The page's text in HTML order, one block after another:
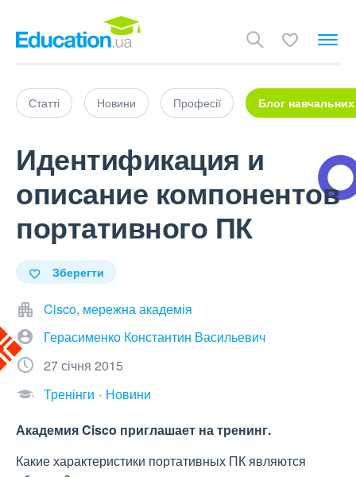
Статті Новини Професії Блог навчальних
Идентификация и
описание компонентов
портативного ПК
Зберегти
Cisco, мережна академія
Герасименко Константин Васильевич
27 січня 2015
Тренінги
Новини
Академия Cisco приглашает на тренинг.
Какие характеристики портативных ПК являются